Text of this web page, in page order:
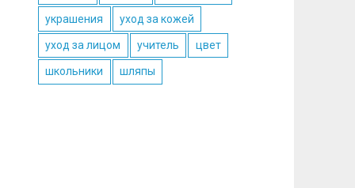
украшения уход за кожей
уход за лицом учитель цвет
школьники шляпы